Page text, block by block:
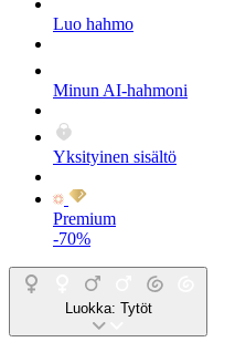
Luo hahmo
Minun AI-hahmoni
Yksityinen sisältö
Premium
-70%
Luokka: Tytöt